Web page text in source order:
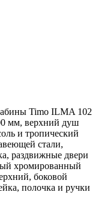
Timo ILMA 102
мм, верхний душ
и тропический
стали,
раздвижные двери
хромированный
боковой
полочка и ручки